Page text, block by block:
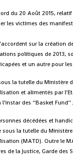
du 20 Août 2015,
les victimes des
sur la création
politiques de 2013,
et un autre pour
la tutelle du Ministère
et alimentés par
des ‘‘Basket Fund’’ ;
décédées et
sous la tutelle du
(MATD). Outre le
de la Justice, Garde des